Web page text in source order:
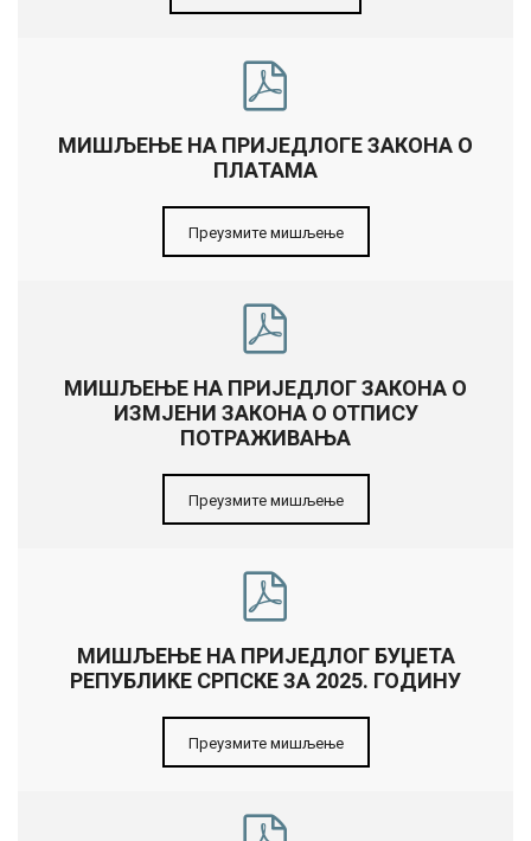
МИШЉЕЊЕ НА ПРИЈЕДЛОГЕ ЗАКОНА О
ПЛАТАМА
Преузмите мишљење
МИШЉЕЊЕ НА ПРИЈЕДЛОГ ЗАКОНА О
ИЗМЈЕНИ ЗАКОНА О ОТПИСУ
ПОТРАЖИВАЊА
Преузмите мишљење
МИШЉЕЊЕ НА ПРИЈЕДЛОГ БУЏЕТА
РЕПУБЛИКЕ СРПСКЕ ЗА 2025. ГОДИНУ
Преузмите мишљење